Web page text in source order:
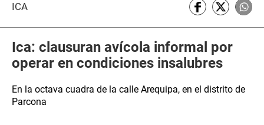
ICA
Ica: clausuran avícola informal por
operar en condiciones insalubres
En la octava cuadra de la calle Arequipa, en el distrito de
Parcona